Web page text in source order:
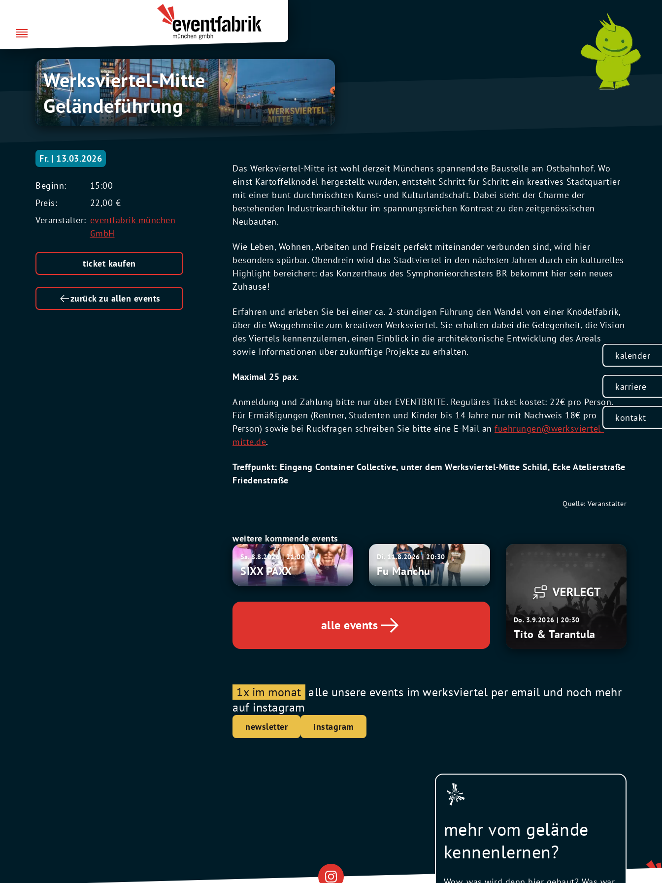
springen
kalender
karriere
kontakt
Werksviertel-
Mitte
Geländeführung
Werksviertel-Mitte
Geländeführung
Das Werksviertel-Mitte ist wohl derzeit Münchens spannendste Baustelle am Ostbahnhof. Wo
einst Kartoffelknödel hergestellt wurden, entsteht Schritt für Schritt ein kreatives Stadtquartier
mit einer bunt durchmischten Kunst- und Kulturlandschaft. Dabei steht der Charme der
bestehenden Industriearchitektur im spannungsreichen Kontrast zu den zeitgenössischen
Neubauten.
Wie Leben, Wohnen, Arbeiten und Freizeit perfekt miteinander verbunden sind, wird hier
besonders spürbar. Obendrein wird das Stadtviertel in den nächsten Jahren durch ein kulturelles
Highlight bereichert: das Konzerthaus des Symphonieorchesters BR bekommt hier sein neues
Zuhause!
Erfahren und erleben Sie bei einer ca. 2-stündigen Führung den Wandel von einer Knödelfabrik,
über die Weggehmeile zum kreativen Werksviertel. Sie erhalten dabei die Gelegenheit, die Vision
des Viertels kennenzulernen, einen Einblick in die architektonische Entwicklung des Areals
sowie Informationen über zukünftige Projekte zu erhalten.
Maximal 25 pax.
Anmeldung und Zahlung bitte nur über EVENTBRITE. Reguläres Ticket kostet: 22€ pro Person.
Für Ermäßigungen (Rentner, Studenten und Kinder bis 14 Jahre nur mit Nachweis 18€ pro
Person) sowie bei Rückfragen schreiben Sie bitte eine E-Mail an fuehrungen@werksviertel-
mitte.de.
Treffpunkt: Eingang Container Collective, unter dem Werksviertel-Mitte Schild, Ecke Atelierstraße
Friedenstraße
Quelle: Veranstalter
weitere kommende events
SIXX
PAXX
Sa. 8.8.2026 | 21:00
SIXX PAXX
Fu
Manchu
Di. 11.8.2026 | 20:30
Fu Manchu
Tito
Do. 3.9.2026 | 20:30
Tito & Tarantula
alle events
1x im monat alle unsere events im werksviertel per email und noch mehr
auf instagram
newsletter instagram
Fr. | 13.03.2026
Beginn:
15:00
Preis:
22,00 €
Veranstalter: eventfabrik münchen
GmbH
ticket kaufen
zurück zu allen events
mehr vom gelände
kennenlernen?